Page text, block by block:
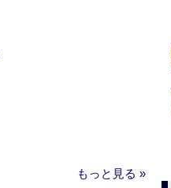
もっと見る »